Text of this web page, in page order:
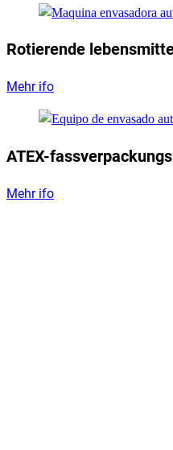
Rotierende
Mehr ifo
ATEX-
Mehr ifo